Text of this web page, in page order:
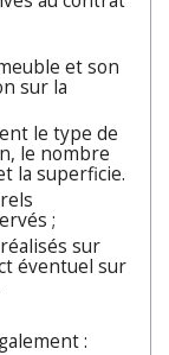
et son
sur la
le type de
le nombre
la superficie.
;
sur
éventuel sur
: